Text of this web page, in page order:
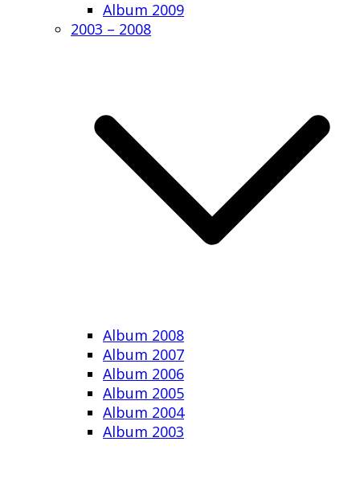
Album 2009
2003 – 2008
Album 2008
Album 2007
Album 2006
Album 2005
Album 2004
Album 2003